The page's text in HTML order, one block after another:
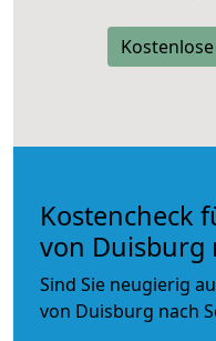
Kostencheck
von Duisburg
Sind Sie neugierig
von Duisburg nach